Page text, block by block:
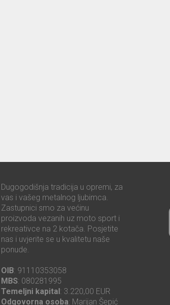
Dugogodišnja tradicija u opremi, za
vas i vašeg metalnog ljubimca.
Zastupnici smo za većinu
proizvoda vezanih uz moto sport i
rekreativce na 2 kotača. Posjetite
nas i uvjerite se u kvalitetu naše
ponude.
OIB: 91110353058
MBS: 080281995
Temeljni kapital : 3.220,00 EUR
Odgovorna osoba: Marijan Šepić